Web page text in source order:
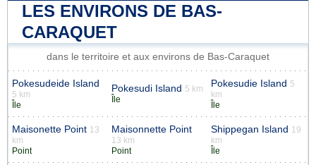
LES ENVIRONS DE BAS-
CARAQUET
dans le territoire et aux environs de Bas-Caraquet
Pokesudeide Island
5 km
Île
Pokesudi Island 5 km
Île
Pokesudie Island 5
km
Île
Maisonette Point 13
km
Point
Maisonnette Point
13 km
Point
Shippegan Island 19
km
Île